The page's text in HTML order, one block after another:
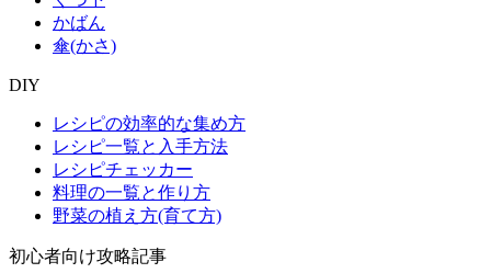
かばん
傘(かさ)
DIY
レシピの効率的な集め方
レシピ一覧と入手方法
レシピチェッカー
料理の一覧と作り方
野菜の植え方(育て方)
初心者向け攻略記事